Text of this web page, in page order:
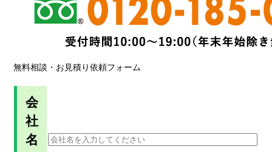
無料相談・お見積り依頼フォーム
会
社
名